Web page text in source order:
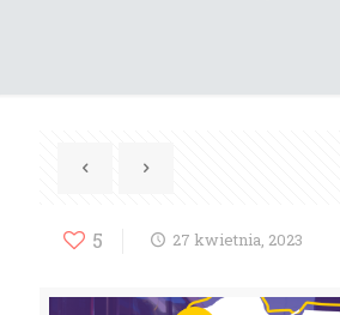
5 27 kwietnia, 2023